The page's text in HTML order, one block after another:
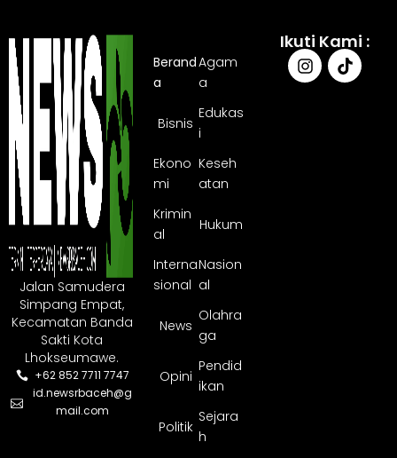
Jalan Samudera
Simpang Empat,
Kecamatan Banda
Sakti Kota
Lhokseumawe.
+62 852 7711 7747
id.newsrbaceh@g
mail.com
Berand
a
Agam
a
Bisnis
Edukas
i
Ekono
mi
Keseh
atan
Krimin
al
Hukum
Interna
sional
Nasion
al
News
Olahra
ga
Opini
Pendid
ikan
Politik
Sejara
h
Ikuti Kami :